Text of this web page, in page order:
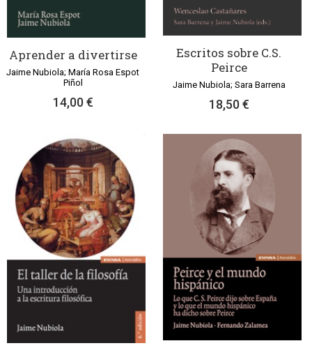
Aprender a divertirse
Jaime Nubiola; María Rosa Espot
Piñol
14,00 €
Escritos sobre C.S.
Peirce
Jaime Nubiola; Sara Barrena
18,50 €